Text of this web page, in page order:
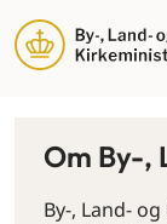
Om By-,
By-, Land-